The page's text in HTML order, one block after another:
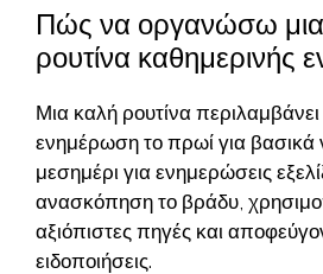
Πώς να οργανώσω μια
ρουτίνα καθημερινής
Μια καλή ρουτίνα
ενημέρωση το πρωί για βασικά
μεσημέρι για ενημερώσεις
ανασκόπηση το βράδυ,
αξιόπιστες πηγές και
ειδοποιήσεις.